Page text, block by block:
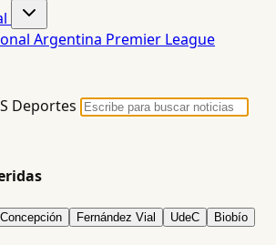
Argentina Premier League
Deportes
Fernández Vial UdeC Biobío